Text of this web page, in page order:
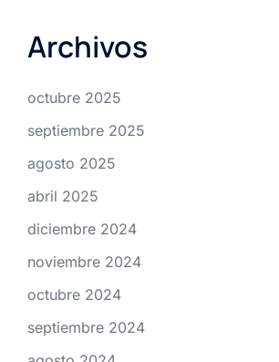
Archivos
octubre 2025
septiembre 2025
agosto 2025
abril 2025
diciembre 2024
noviembre 2024
octubre 2024
septiembre 2024